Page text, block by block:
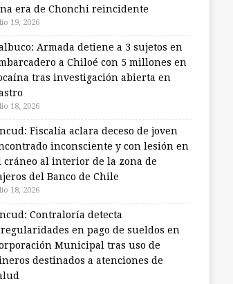
era de Chonchi reincidente
19, 2026
Armada detiene a 3 sujetos en
a Chiloé con 5 millones en
tras investigación abierta en
18, 2026
Fiscalía aclara deceso de joven
inconsciente y con lesión en
cráneo al interior de la zona de
del Banco de Chile
18, 2026
Contraloría detecta
en pago de sueldos en
Municipal tras uso de
destinados a atenciones de